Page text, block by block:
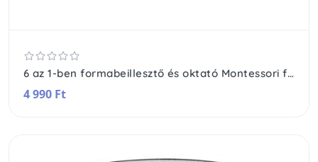
6 az 1-ben formabeillesztő és oktató Montessori fajáték
4 990 Ft